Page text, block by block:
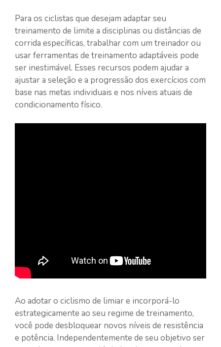
Para os ciclistas que desejam adaptar seu
treinamento de limite a disciplinas ou distâncias de
corrida específicas, trabalhar com um treinador ou
usar ferramentas de treinamento adaptáveis pode
ser inestimável. Esses recursos podem ajudar a
ajustar a seleção e a progressão dos exercícios com
base nas metas individuais e nos níveis atuais de
condicionamento físico.
Ao adotar o ciclismo de limiar e incorporá-lo
estrategicamente ao seu regime de treinamento,
você pode desbloquear novos níveis de resistência
e potência. Independentemente de seu objetivo ser